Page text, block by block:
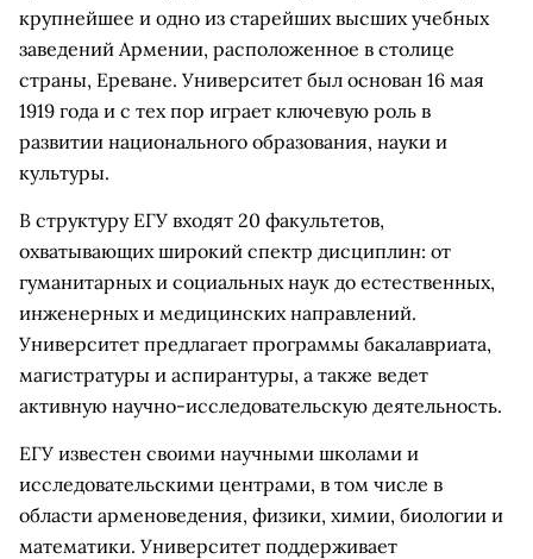
крупнейшее и одно из старейших высших учебных
заведений Армении, расположенное в столице
страны, Ереване. Университет был основан 16 мая
1919 года и с тех пор играет ключевую роль в
развитии национального образования, науки и
культуры.
В структуру ЕГУ входят 20 факультетов,
охватывающих широкий спектр дисциплин: от
гуманитарных и социальных наук до естественных,
инженерных и медицинских направлений.
Университет предлагает программы бакалавриата,
магистратуры и аспирантуры, а также ведет
активную научно-исследовательскую деятельность.
ЕГУ известен своими научными школами и
исследовательскими центрами, в том числе в
области арменоведения, физики, химии, биологии и
математики. Университет поддерживает